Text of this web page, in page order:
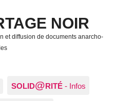
NOIR
et diffusion de documents anarcho-
SOLID@RITÉ - Infos